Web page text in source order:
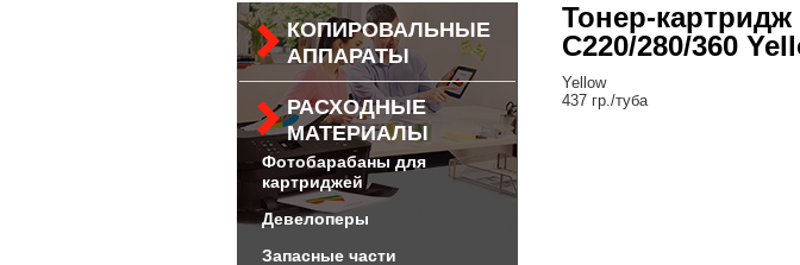
КОПИРОВАЛЬНЫЕ
АППАРАТЫ
РАСХОДНЫЕ
МАТЕРИАЛЫ
Фотобарабаны для
картриджей
Девелоперы
Запасные части
Тонер-
C220/280/360
Yellow
437 гр./туба